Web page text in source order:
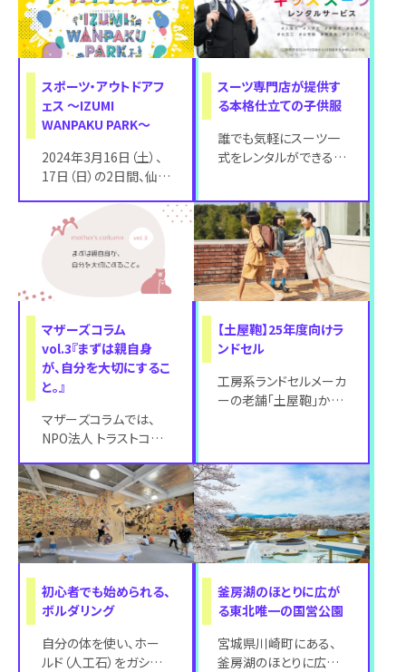
スポーツ・アウトドアフ
ェス ～IZUMI
WANPAKU PARK～
2024年3月16日（土）、
17日（日）の2日間、仙台
ットにて、子どもが思い
き
スーツ専門店が提供す
る本格仕立ての子供服
誰でも気軽にスーツ一
式をレンタルができるサ
ンタル」”が、コ
マザーズコラム
vol.3『まずは親自身
が、自分を大切にするこ
と。』
マザーズコラムでは、
NPO法人 トラストコー
ズティーチャーであるふ
くもとかよこ先
【土屋鞄】25年度向けラ
ンドセル
工房系ランドセルメーカ
ーの老舗「土屋鞄」か
初心者でも始められる、
ボルダリング
自分の体を使い、ホー
ルド（人工石）をガシガ
釜房湖のほとりに広が
る東北唯一の国営公園
宮城県川崎町にある、
釜房湖のほとりに広が